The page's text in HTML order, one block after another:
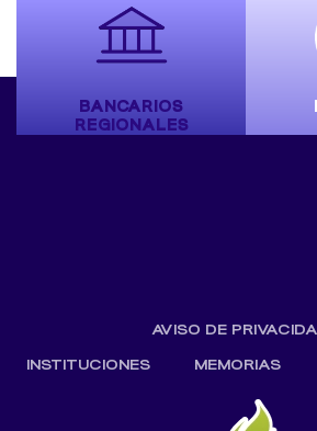
BANCARIOS
REGIONALES
AVISO DE
INSTITUCIONES
MEMORIAS